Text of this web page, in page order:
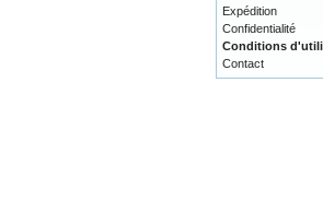
Expédition
Confidentialité
Conditions
Contact